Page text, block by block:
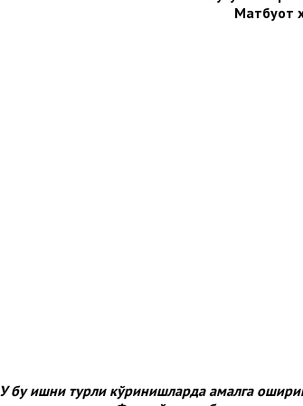
Матбуот
бу ишни турли кўринишларда амалга